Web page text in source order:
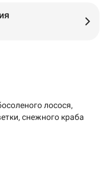
лосося,
снежного краба